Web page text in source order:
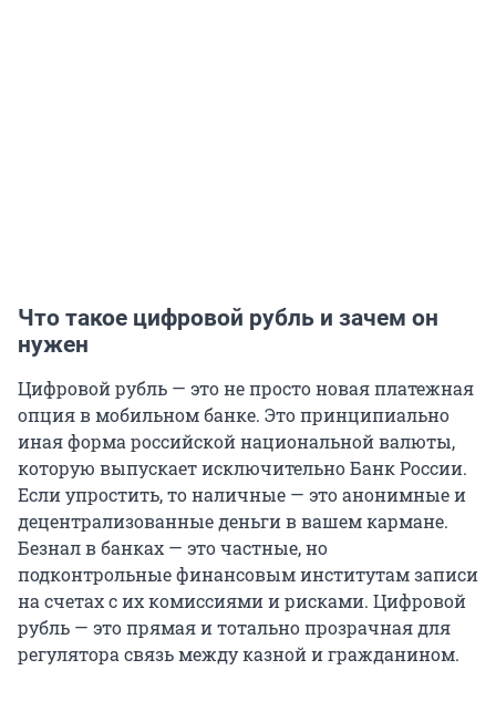
Что такое цифровой рубль и зачем он
нужен
Цифровой рубль — это не просто новая платежная
опция в мобильном банке. Это принципиально
иная форма российской национальной валюты,
которую выпускает исключительно Банк России.
Если упростить, то наличные — это анонимные и
децентрализованные деньги в вашем кармане.
Безнал в банках — это частные, но
подконтрольные финансовым институтам записи
на счетах с их комиссиями и рисками. Цифровой
рубль — это прямая и тотально прозрачная для
регулятора связь между казной и гражданином.